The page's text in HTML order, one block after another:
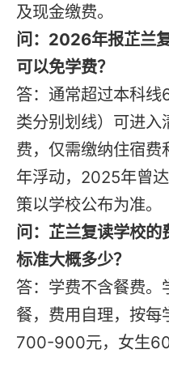
及现金缴费。
问：2026年报芷兰
可以免学费？
答：通常超过本科
类分别划线）可进
费，仅需缴纳住宿
年浮动，2025年曾
策以学校公布为准。
问：芷兰复读学校
标准大概多少？
答：学费不含餐费
餐，费用自理，按每
700-900元，女生